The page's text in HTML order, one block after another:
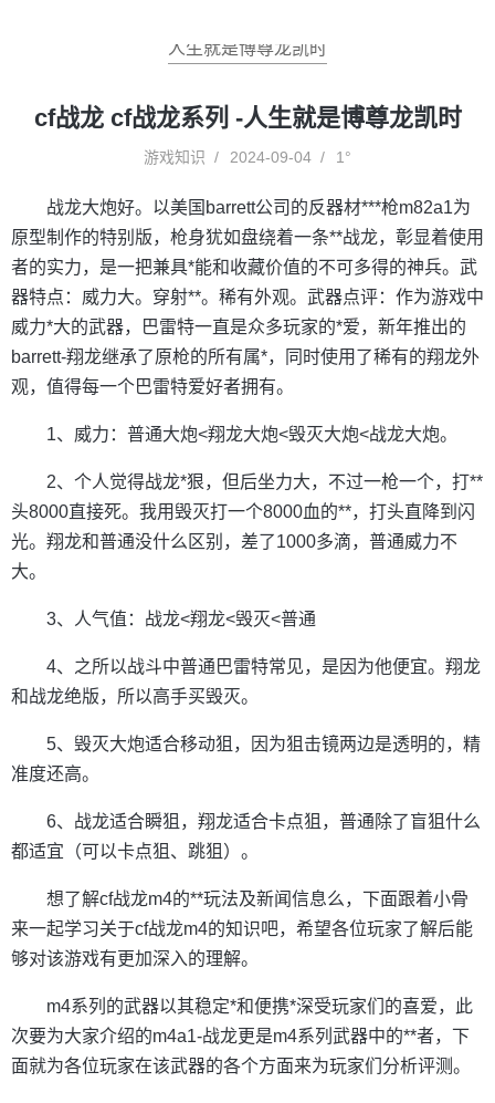
人生就是博尊龙凯时
cf战龙 cf战龙系列 -人生就是博尊龙凯时
游戏知识 2024-09-04 1°
战龙大炮好。以美国barrett公司的反器材***枪m82a1为
原型制作的特别版，枪身犹如盘绕着一条**战龙，彰显着使用
者的实力，是一把兼具*能和收藏价值的不可多得的神兵。武
器特点：威力大。穿射**。稀有外观。武器点评：作为游戏中
威力*大的武器，巴雷特一直是众多玩家的*爱，新年推出的
barrett-翔龙继承了原枪的所有属*，同时使用了稀有的翔龙外
观，值得每一个巴雷特爱好者拥有。
1、威力：普通大炮<翔龙大炮<毁灭大炮<战龙大炮。
2、个人觉得战龙*狠，但后坐力大，不过一枪一个，打**
头8000直接死。我用毁灭打一个8000血的**，打头直降到闪
光。翔龙和普通没什么区别，差了1000多滴，普通威力不
大。
3、人气值：战龙<翔龙<毁灭<普通
4、之所以战斗中普通巴雷特常见，是因为他便宜。翔龙
和战龙绝版，所以高手买毁灭。
5、毁灭大炮适合移动狙，因为狙击镜两边是透明的，精
准度还高。
6、战龙适合瞬狙，翔龙适合卡点狙，普通除了盲狙什么
都适宜（可以卡点狙、跳狙）。
想了解cf战龙m4的**玩法及新闻信息么，下面跟着小骨
来一起学习关于cf战龙m4的知识吧，希望各位玩家了解后能
够对该游戏有更加深入的理解。
m4系列的武器以其稳定*和便携*深受玩家们的喜爱，此
次要为大家介绍的m4a1-战龙更是m4系列武器中的**者，下
面就为各位玩家在该武器的各个方面来为玩家们分析评测。